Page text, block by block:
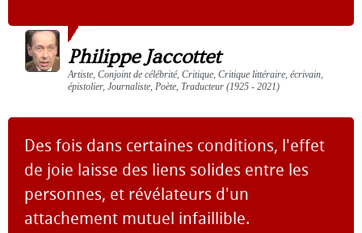
Philippe Jaccottet
Artiste, Conjoint de célébrité, Critique, Critique littéraire, écrivain,
épistolier, Journaliste, Poète, Traducteur (1925 - 2021)
Des fois dans certaines conditions, l'effet
de joie laisse des liens solides entre les
personnes, et révélateurs d'un
attachement mutuel infaillible.